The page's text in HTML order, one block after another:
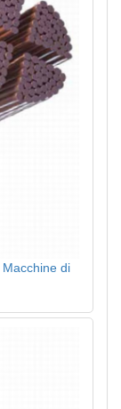
di